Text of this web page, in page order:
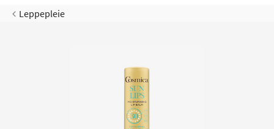
Leppepleie